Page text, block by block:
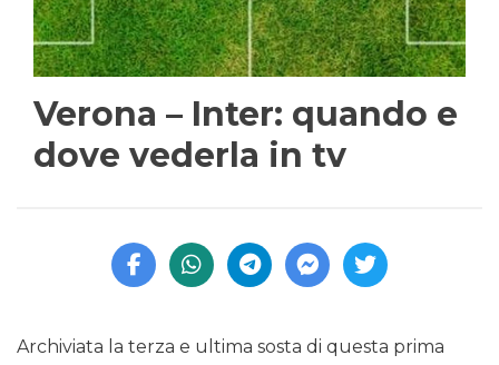
Verona – Inter: quando e
dove vederla in tv
Archiviata la terza e ultima sosta di questa prima